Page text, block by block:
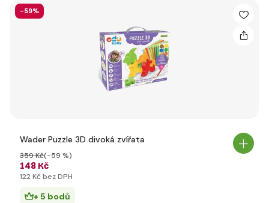
-59%
Wader Puzzle 3D divoká zvířata
148 Kč
359 Kč(-59 %)
122 Kč bez DPH
+ 5 bodů